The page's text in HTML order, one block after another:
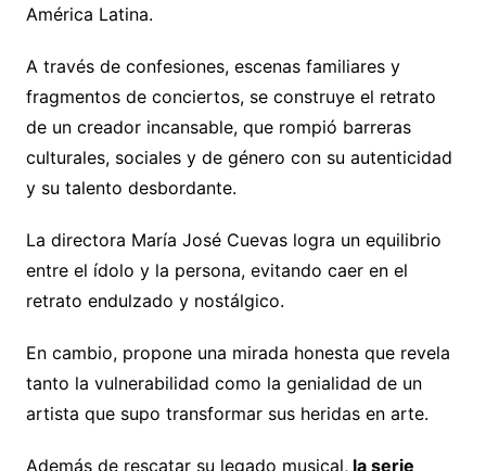
América Latina.
A través de confesiones, escenas familiares y
fragmentos de conciertos, se construye el retrato
de un creador incansable, que rompió barreras
culturales, sociales y de género con su autenticidad
y su talento desbordante.
La directora María José Cuevas logra un equilibrio
entre el ídolo y la persona, evitando caer en el
retrato endulzado y nostálgico.
En cambio, propone una mirada honesta que revela
tanto la vulnerabilidad como la genialidad de un
artista que supo transformar sus heridas en arte.
Además de rescatar su legado musical,la serie